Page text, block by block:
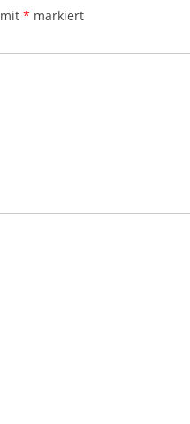
* markiert